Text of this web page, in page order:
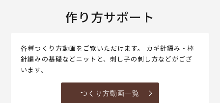
作り方サポート
各種つくり方動画をご覧いただけます。 カギ針編み・棒
針編みの基礎などニットと、刺し子の刺し方などがござ
います。
つくり方動画一覧